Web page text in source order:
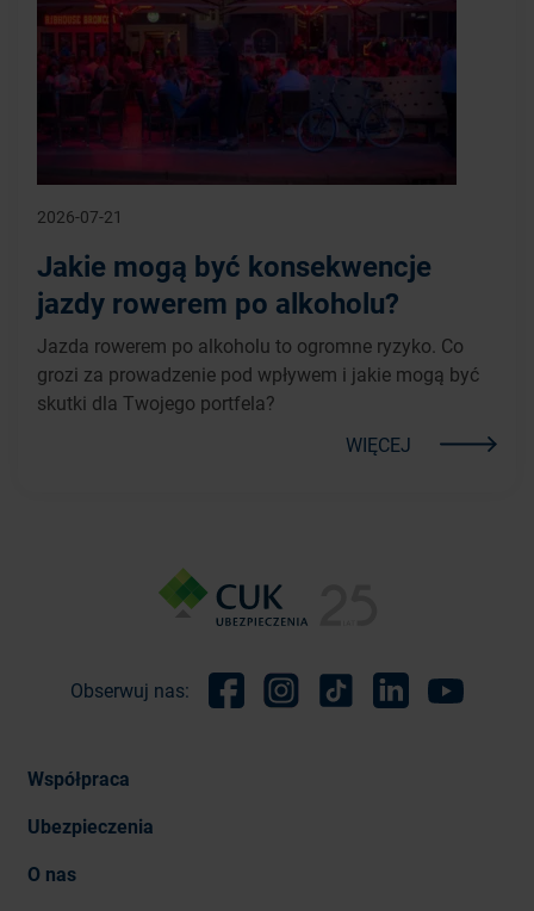
2026-07-21
Jakie mogą być konsekwencje
jazdy rowerem po alkoholu?
Jazda rowerem po alkoholu to ogromne ryzyko. Co
grozi za prowadzenie pod wpływem i jakie mogą być
skutki dla Twojego portfela?
WIĘCEJ
Obserwuj nas:
Współpraca
Ubezpieczenia
O nas